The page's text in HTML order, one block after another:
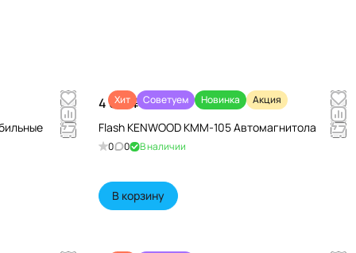
Хит Советуем Новинка Акция
4 670 ₽/шт
Flash KENWOOD KMM-105 Автомагнитола
0 0 В наличии
В корзину